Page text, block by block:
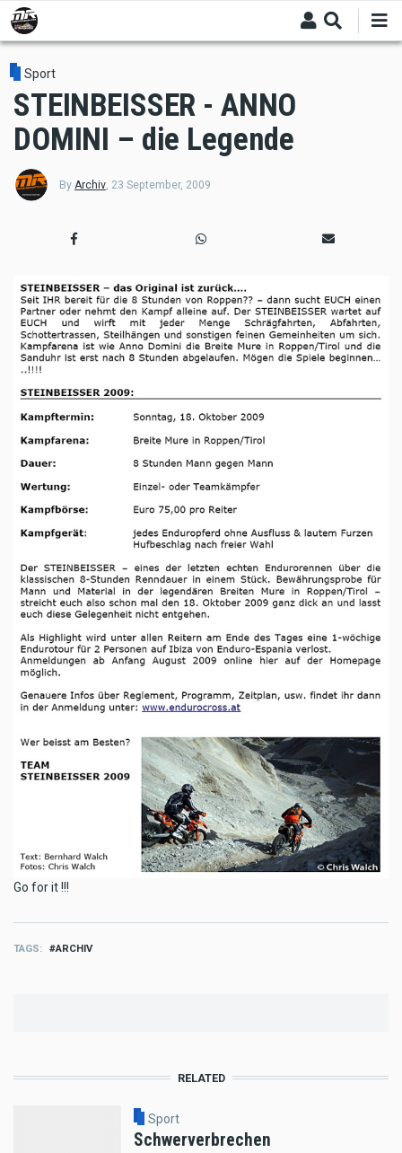
Skip
to
main
content
Sport
STEINBEISSER - ANNO
DOMINI – die Legende
By Archiv, 23 September, 2009
Go for it !!!
TAGS ARCHIV
RELATED
Sport
Schwerverbrechen